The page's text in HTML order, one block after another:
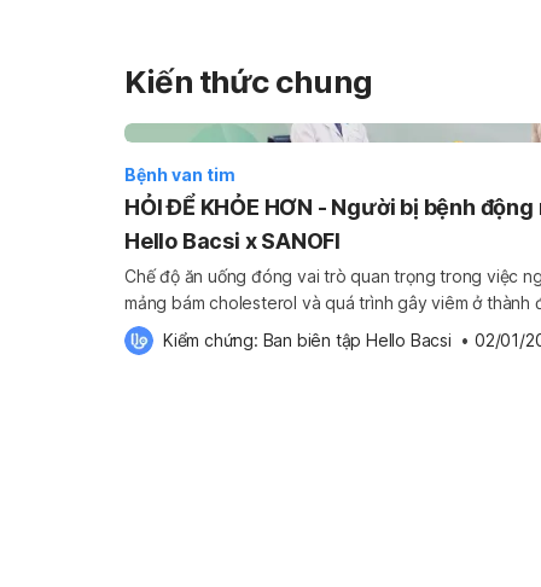
Kiến thức chung
Bệnh van tim
HỎI ĐỂ KHỎE HƠN - Người bị bệnh
Hello Bacsi x SANOFI
Chế độ ăn uống đóng vai trò quan trọng trong việc
mảng bám cholesterol và quá trình gây viêm ở thành
dựng chế độ ăn uống lành mạnh, khoa học sẽ giúp
động mạch vành […]
Kiểm chứng: Ban biên tập Hello Bacsi • 02/01/